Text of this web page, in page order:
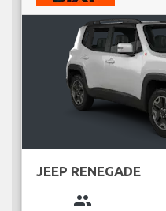
JEEP RENEGADE
group